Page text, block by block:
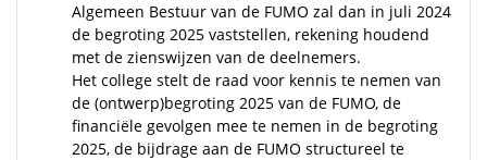
Algemeen Bestuur van de FUMO zal dan in juli 2024
de begroting 2025 vaststellen, rekening houdend
met de zienswijzen van de deelnemers.
Het college stelt de raad voor kennis te nemen van
de (ontwerp)begroting 2025 van de FUMO, de
financiële gevolgen mee te nemen in de begroting
2025, de bijdrage aan de FUMO structureel te